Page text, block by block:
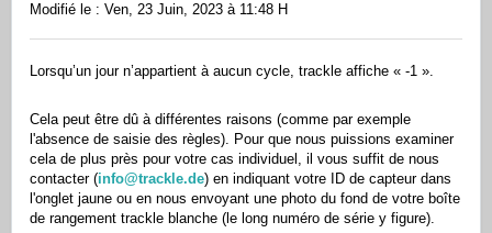
Modifié le : Ven, 23 Juin, 2023 à 11:48 H
Lorsqu’un jour n’appartient à aucun cycle, trackle affiche « -1 ».
Cela peut être dû à différentes raisons (comme par exemple
l'absence de saisie des règles). Pour que nous puissions examiner
cela de plus près pour votre cas individuel, il vous suffit de nous
contacter (info@trackle.de) en indiquant votre ID de capteur dans
l'onglet jaune ou en nous envoyant une photo du fond de votre boîte
de rangement trackle blanche (le long numéro de série y figure).